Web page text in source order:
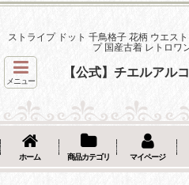
ストライプ ドット 千鳥格子 花柄 ウエス
プ 国産古着 レトロワ
メニュー
【公式】チエルアル
ホーム 商品カテゴリ マイページ